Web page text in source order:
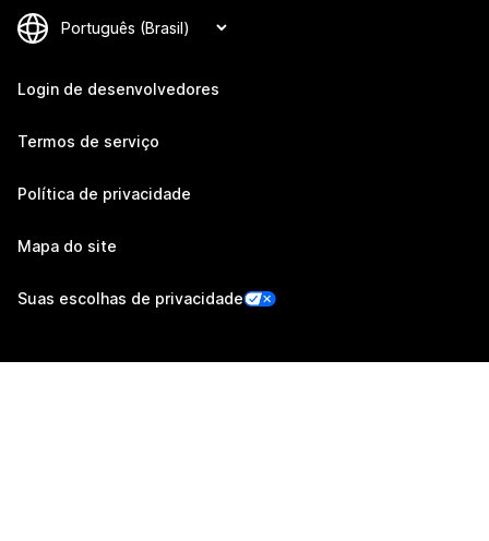
Login de desenvolvedores
Termos de serviço
Política de privacidade
Mapa do site
Suas escolhas de privacidade